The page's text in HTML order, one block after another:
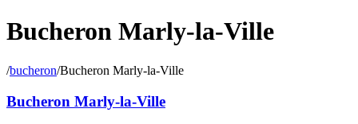
Bucheron Marly-la-Ville
/bucheron/Bucheron Marly-la-Ville
Bucheron Marly-la-Ville